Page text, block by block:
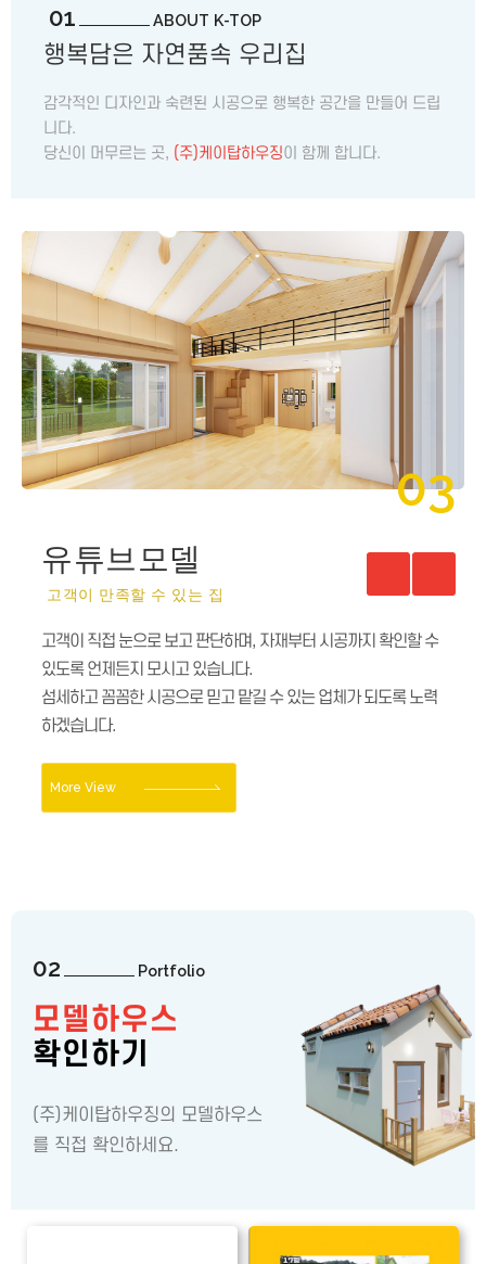
01 ABOUT K-TOP
행복담은 자연품속 우리집
감각적인 디자인과 숙련된 시공으로 행복한 공간을 만들어 드립
니다.
당신이 머무르는 곳, (주)케이탑하우징이 함께 합니다.
03
유튜브모델
고객이 만족할 수 있는 집
고객이 직접 눈으로 보고 판단하며, 자재부터 시공까지 확인할 수
있도록 언제든지 모시고 있습니다.
섬세하고 꼼꼼한 시공으로 믿고 맡길 수 있는 업체가 되도록 노력
하겠습니다.
More View
01
모델하우스
오직 당신만을 위한 작은 전원주택
작은 토지만 있다면, 나만의 쉼터공간으로 만들 수 있습니다.
독창적인 창의성과 끊임없는 도전으로실용적이고 편안함을 주는
아름다운 주거공간을 위해 최선을 다하고 있습니다.
02 Portfolio
모델하우스
확인하기
(주)케이탑하우징의 모델하우스
를 직접 확인하세요.